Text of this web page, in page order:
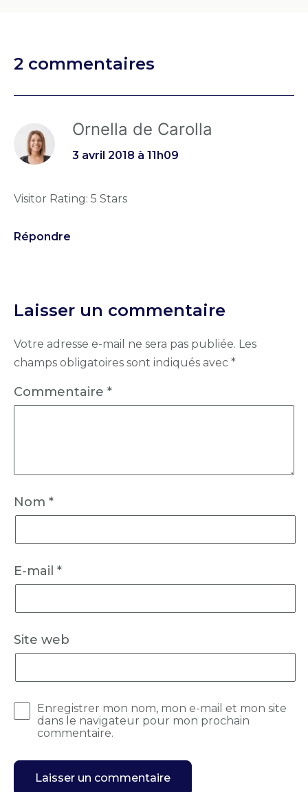
2 commentaires
Ornella de Carolla
3 avril 2018 à 11h09
Visitor Rating: 5 Stars
Répondre
Laisser un commentaire
Votre adresse e-mail ne sera pas publiée. Les
champs obligatoires sont indiqués avec *
Commentaire *
Nom *
E-mail *
Site web
Enregistrer mon nom, mon e-mail et mon site
dans le navigateur pour mon prochain
commentaire.